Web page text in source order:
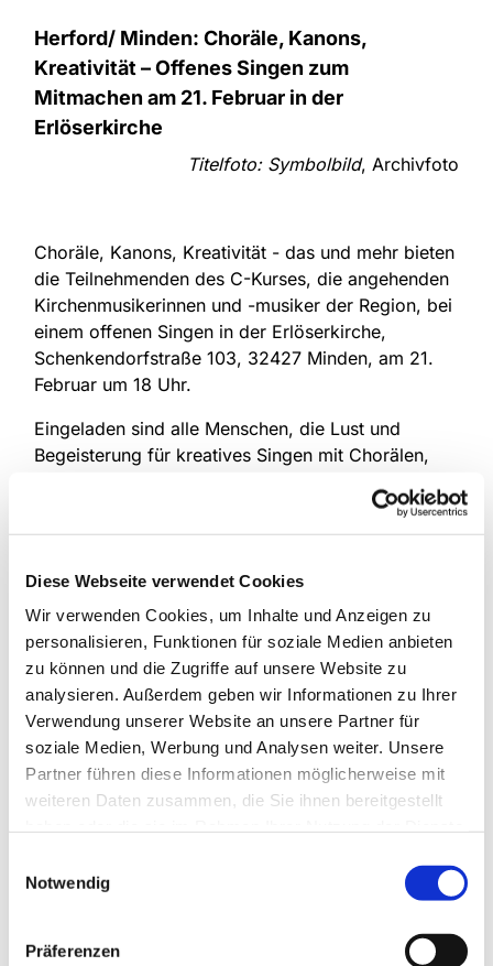
Diese Webseite verwendet Cookies
Wir verwenden Cookies, um Inhalte und Anzeigen zu
personalisieren, Funktionen für soziale Medien anbieten
zu können und die Zugriffe auf unsere Website zu
analysieren. Außerdem geben wir Informationen zu Ihrer
Verwendung unserer Website an unsere Partner für
soziale Medien, Werbung und Analysen weiter. Unsere
Partner führen diese Informationen möglicherweise mit
weiteren Daten zusammen, die Sie ihnen bereitgestellt
Notwendig
Präferenzen
Herford/ Minden: Choräle, Kanons,
Kreativität – Offenes Singen zum
Mitmachen am 21. Februar in der
Erlöserkirche
Titelfoto: Symbolbild, Archivfoto
Choräle, Kanons, Kreativität - das und mehr bieten
die Teilnehmenden des C-Kurses, die angehenden
Kirchenmusikerinnen und -musiker der Region, bei
einem offenen Singen in der Erlöserkirche,
Schenkendorfstraße 103, 32427 Minden, am 21.
Februar um 18 Uhr.
Eingeladen sind alle Menschen, die Lust und
Begeisterung für kreatives Singen mit Chorälen,
Fächerkanon der zweijährigen Ausbildung als
nebenamtliche Musikerin oder nebenamtlicher
Musiker und soll die Teilnehmenden dazu
befähigen, mit einer Gemeinde einen Kanon oder
ein unbekanntes Lied einzuüben. Der spielerische
Umgang mit bekannten Liedern gehört auch dazu.
Eine sogenannte Liedentfaltung betrachtet ein Lied
auf ungewöhnliche und kreative Weise, z.B. indem
es mit einem weiteren Lied verschränkt
(Quodlibet), nur einzelne Worte gesungen oder
öffentliche Prüfung mit einem